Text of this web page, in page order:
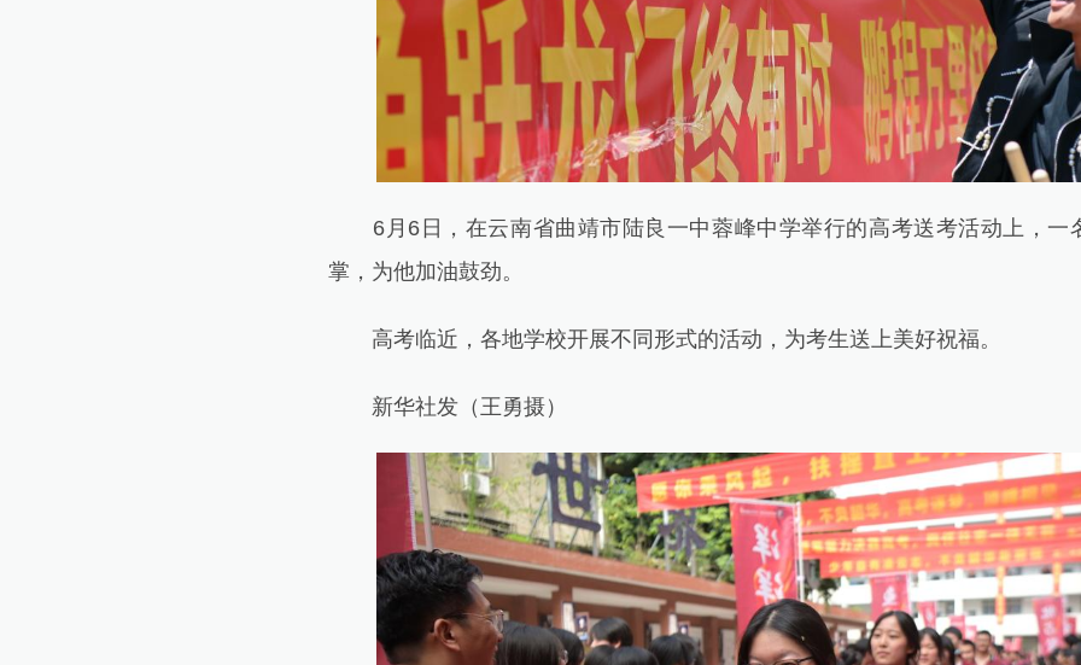
6月6日，在云南省曲靖市陆良一中蓉峰中学举行的高考送考活动上，一
掌，为他加油鼓劲。
高考临近，各地学校开展不同形式的活动，为考生送上美好祝福。
新华社发（王勇摄）